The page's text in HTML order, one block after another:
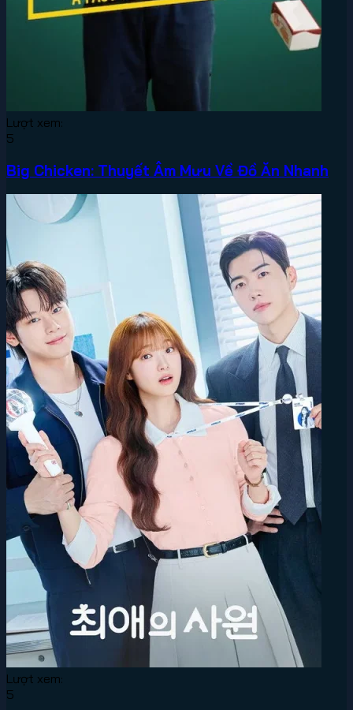
Lượt xem:
5
Big Chicken: Thuyết Âm Mưu Về Đồ Ăn Nhanh
Lượt xem:
5